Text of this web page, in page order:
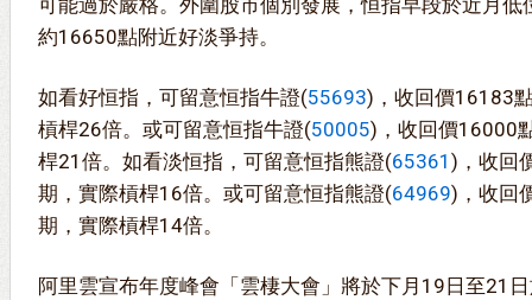
可能過於嚴格。外圍股市個別發展，恒指早段於近月低
約16650點附近好淡爭持。
如看好恒指，可留意恒指牛證(55693)，收回價16183
槓桿26倍。或可留意恒指牛證(50005)，收回價16000
桿21倍。如看淡恒指，可留意恒指熊證(65361 )，收回
期，實際槓桿16倍。或可留意恒指熊證(64969)，收回
期，實際槓桿14倍。
阿里雲宣布年度峰會「雲棲大會」將於下月19日至21